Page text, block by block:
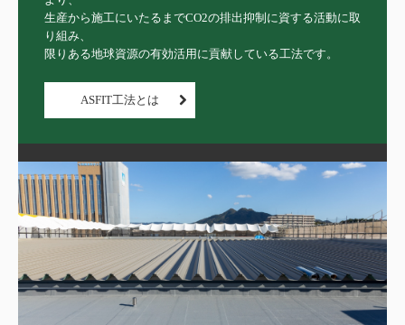
生産から施工にいたるまでCO2の排出抑制に資する活動に取
り組み、
限りある地球資源の有効活用に貢献している工法です。
ASFIT工法とは